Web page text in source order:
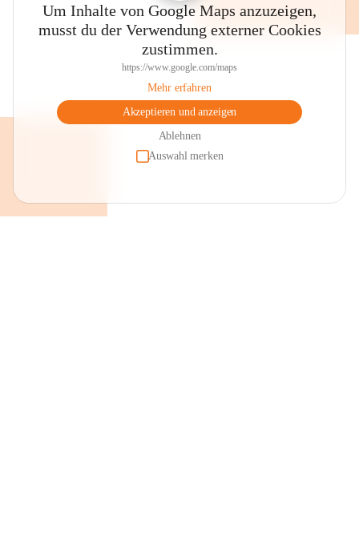
Um Inhalte von Google Maps anzuzeigen,
musst du der Verwendung externer Cookies
zustimmen.
https://www.google.com/maps
Mehr erfahren
Akzeptieren und anzeigen
Ablehnen
Auswahl merken